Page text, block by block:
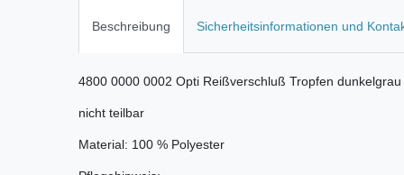
Beschreibung Sicherheitsinformationen und
4800 0000 0002 Opti Reißverschluß Tropfen dunkelgrau
nicht teilbar
Material: 100 % Polyester